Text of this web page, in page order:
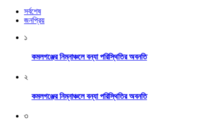
সর্বশেষ
জনপ্রিয়
১
কমলগঞ্জের নিম্নাঞ্চলে বন্যা পরিস্থিতির অবনতি
২
কমলগঞ্জের নিম্নাঞ্চলে বন্যা পরিস্থিতির অবনতি
৩